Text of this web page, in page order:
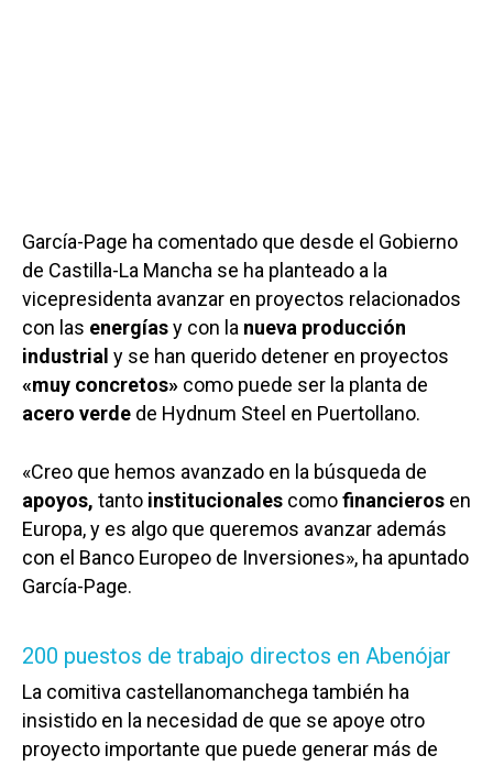
García-Page ha comentado que desde el Gobierno
de Castilla-La Mancha se ha planteado a la
vicepresidenta avanzar en proyectos relacionados
con las energíasy con la nueva producción
industrial y se han querido detener en proyectos
«muy concretos» como puede ser la planta de
acero verde de Hydnum Steel en Puertollano.
«Creo que hemos avanzado en la búsqueda de
apoyos, tanto institucionales comofinancieros en
Europa, y es algo que queremos avanzar además
con el Banco Europeo de Inversiones», ha apuntado
García-Page.
200 puestos de trabajo directos en Abenójar
La comitiva castellanomanchega también ha
insistido en la necesidad de que se apoye otro
proyecto importante que puede generar más de